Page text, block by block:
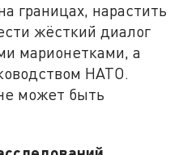
границах, нарастить
жёсткий диалог
марионетками, а
НАТО.
может быть